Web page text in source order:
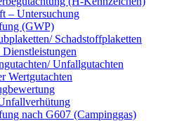
– Untersuchung
(GWP)
Schadstoffplaketten
Unfallgutachten
Wertgutachten
nach G607 (Campinggas)